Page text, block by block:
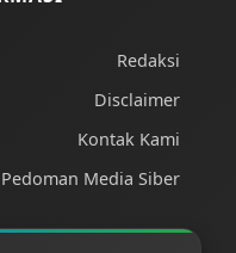
Redaksi
Disclaimer
Kontak Kami
Pedoman Media Siber